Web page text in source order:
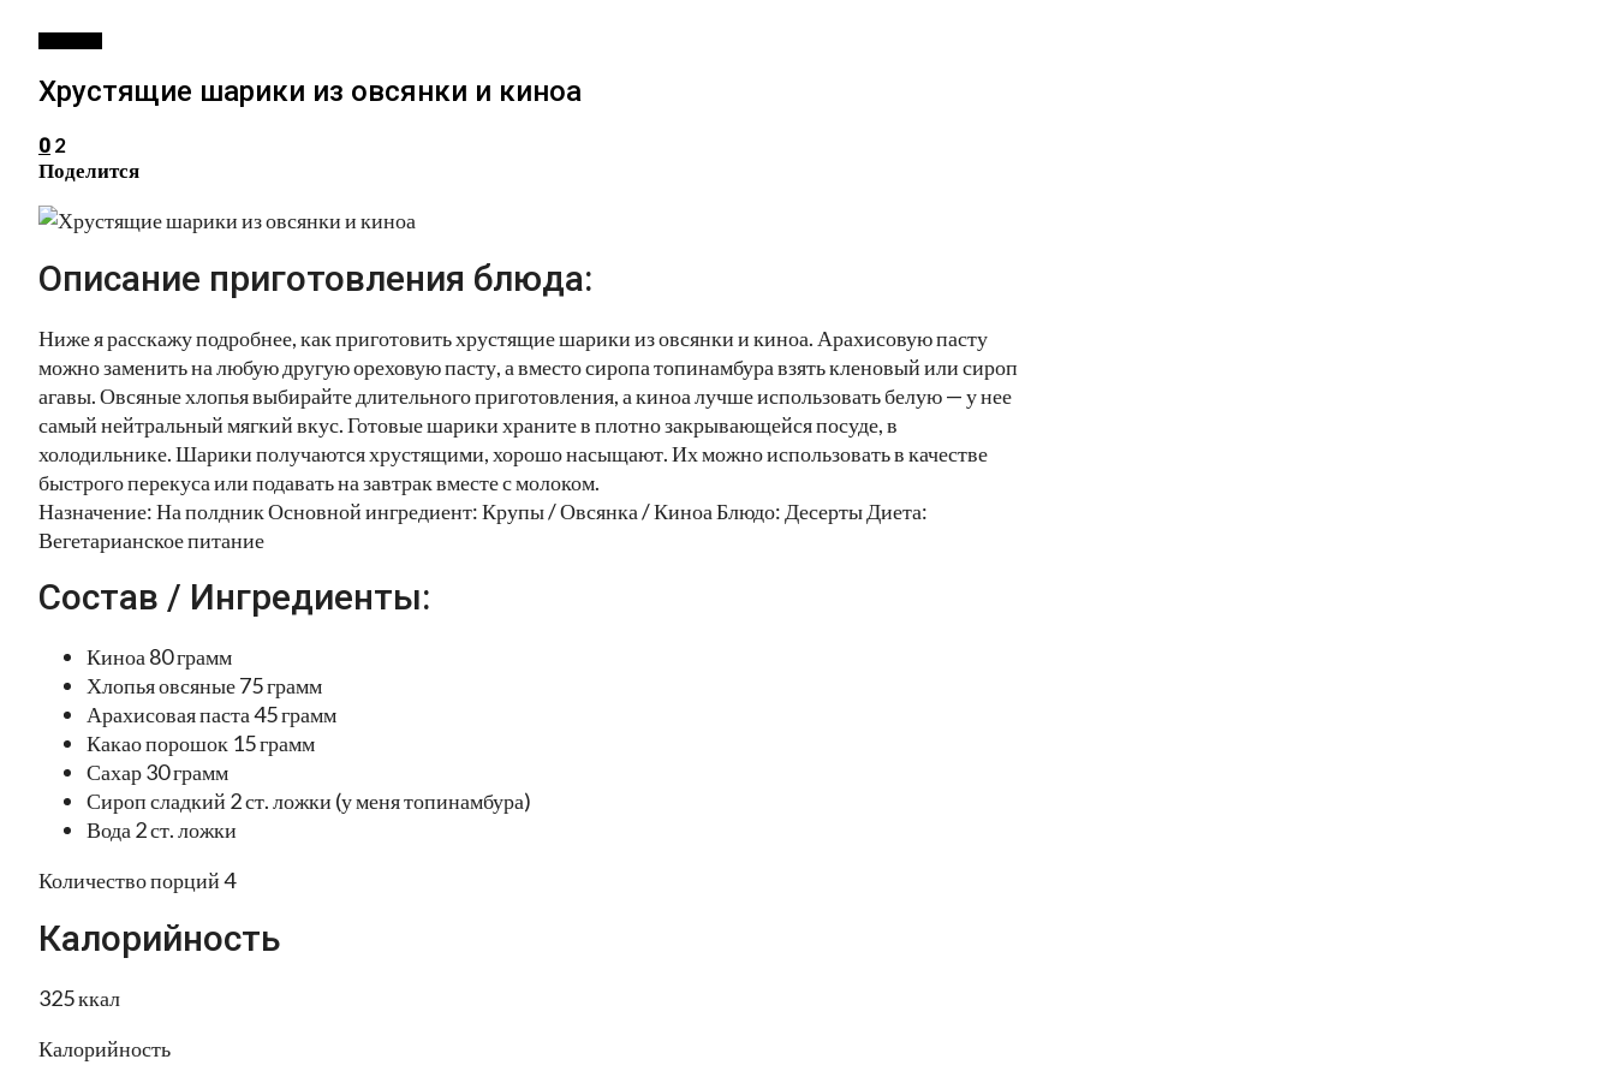
Хрустящие шарики из овсянки и киноа
0 2
Поделится
Описание приготовления блюда:
Ниже я расскажу подробнее, как приготовить хрустящие шарики из овсянки и киноа. Арахисовую пасту
можно заменить на любую другую ореховую пасту, а вместо сиропа топинамбура взять кленовый или сироп
агавы. Овсяные хлопья выбирайте длительного приготовления, а киноа лучше использовать белую — у нее
самый нейтральный мягкий вкус. Готовые шарики храните в плотно закрывающейся посуде, в
холодильнике. Шарики получаются хрустящими, хорошо насыщают. Их можно использовать в качестве
быстрого перекуса или подавать на завтрак вместе с молоком.
Назначение: На полдник Основной ингредиент: Крупы / Овсянка / Киноа Блюдо: Десерты Диета:
Вегетарианское питание
Состав / Ингредиенты:
Киноа 80 грамм
Хлопья овсяные 75 грамм
Арахисовая паста 45 грамм
Какао порошок 15 грамм
Сахар 30 грамм
Сироп сладкий 2 ст. ложки (у меня топинамбура)
Вода 2 ст. ложки
Количество порций 4
Калорийность
325 ккал
Калорийность